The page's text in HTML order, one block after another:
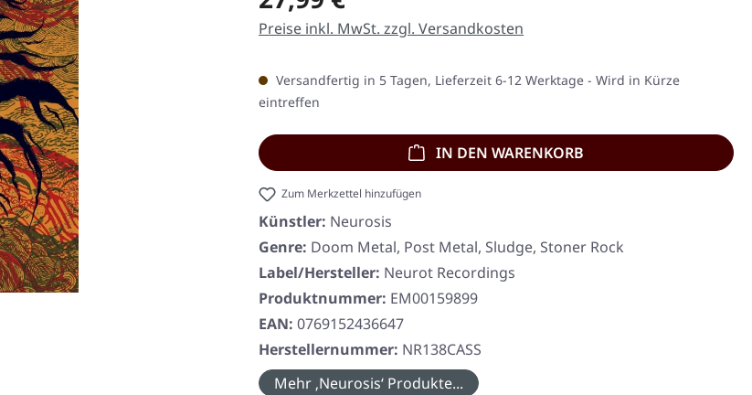
Preise inkl. MwSt. zzgl. Versandkosten
Versandfertig in 5 Tagen, Lieferzeit 6-12 Werktage - Wird in Kürze
eintreffen
IN DEN WARENKORB
Zum Merkzettel hinzufügen
Künstler: Neurosis
Genre: Doom Metal, Post Metal, Sludge, Stoner Rock
Label/Hersteller: Neurot Recordings
Produktnummer: EM00159899
EAN: 0769152436647
Herstellernummer: NR138CASS
Mehr ‚Neurosis‘ Produkte...